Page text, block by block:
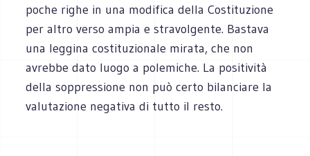
poche righe in una modifica della Costituzione
per altro verso ampia e stravolgente. Bastava
una leggina costituzionale mirata, che non
avrebbe dato luogo a polemiche. La positività
della soppressione non può certo bilanciare la
valutazione negativa di tutto il resto.